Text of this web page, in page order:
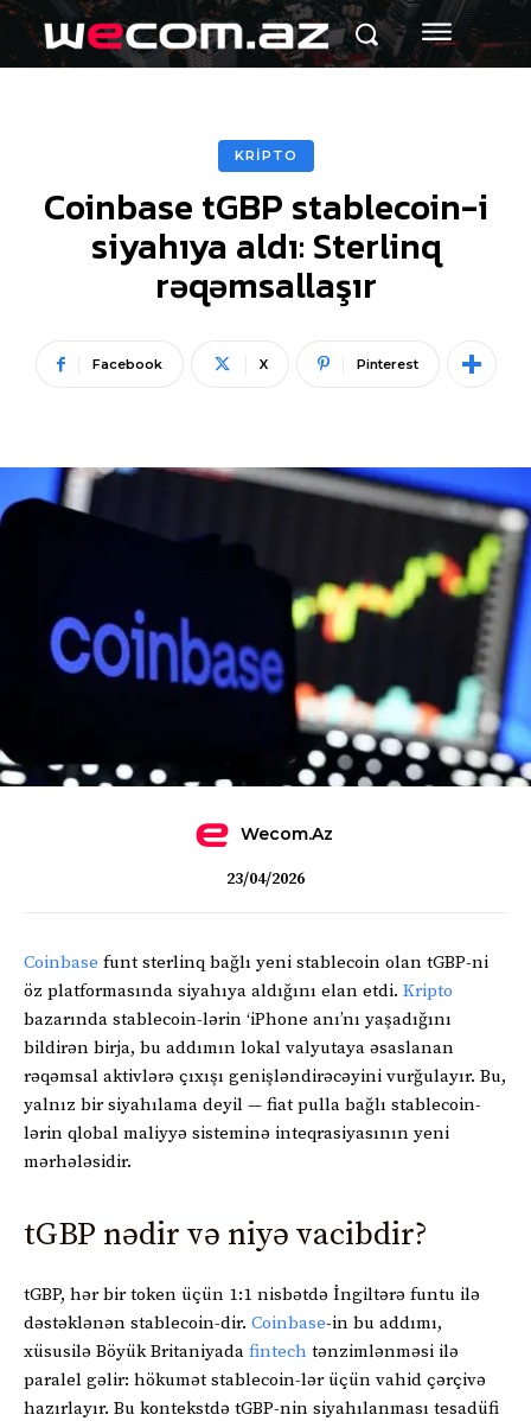
KRİPTO
Coinbase tGBP stablecoin-i
siyahıya aldı: Sterlinq
rəqəmsallaşır
Facebook X Pinterest
Wecom.az
23/04/2026
Coinbase funt sterlinq bağlı yeni stablecoin olan tGBP-ni
öz platformasında siyahıya aldığını elan etdi. Kripto
bazarında stablecoin-lərin ‘iPhone anı’nı yaşadığını
bildirən birja, bu addımın lokal valyutaya əsaslanan
rəqəmsal aktivlərə çıxışı genişləndirəcəyini vurğulayır. Bu,
yalnız bir siyahılama deyil — fiat pulla bağlı stablecoin-
lərin qlobal maliyyə sisteminə inteqrasiyasının yeni
mərhələsidir.
tGBP nədir və niyə vacibdir?
tGBP, hər bir token üçün 1:1 nisbətdə İngiltərə funtu ilə
dəstəklənən stablecoin-dir. Coinbase-in bu addımı,
xüsusilə Böyük Britaniyada fintech tənzimlənməsi ilə
paralel gəlir: hökumət stablecoin-lər üçün vahid çərçivə
hazırlayır. Bu kontekstdə tGBP-nin siyahılanması tesadüfi